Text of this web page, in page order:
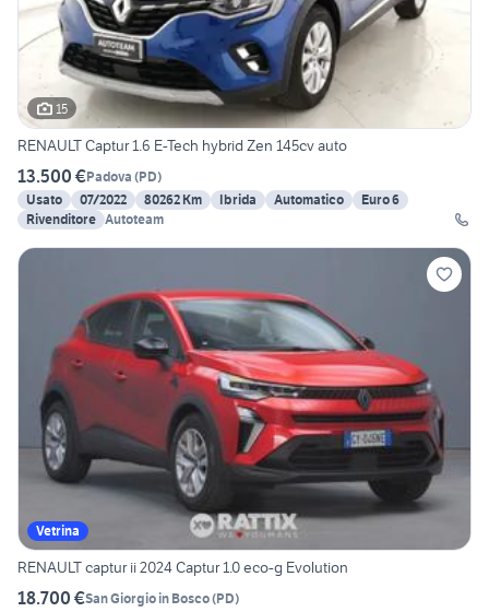
15
RENAULT Captur 1.6 E-Tech hybrid Zen 145cv auto
13.500 €Padova (PD)
Usato
07/2022 80262 Km Ibrida Automatico
Euro 6
Rivenditore Autoteam
Vetrina
RENAULT captur ii 2024 Captur 1.0 eco-g Evolution
18.700 €San Giorgio in Bosco(PD)